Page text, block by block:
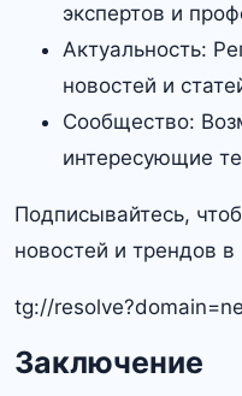
экспертов и
Актуальность:
новостей и
Сообщество:
интересующие
Подписывайтесь,
новостей и трендов
tg://
Заключение